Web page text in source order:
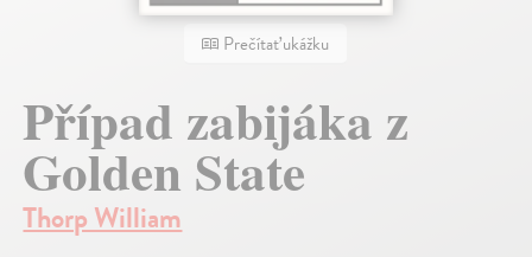
Prečítať ukážku
Případ zabijáka z
Golden State
Thorp William